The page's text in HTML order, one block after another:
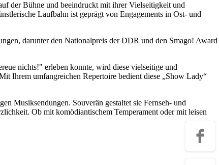
der Bühne und beeindruckt mit ihrer Vielseitigkeit und
Laufbahn ist geprägt von Engagements in Ost- und
darunter den Nationalpreis der DDR und den Smago! Award
nichts!" erleben konnte, wird diese vielseitige und
Ihrem umfangreichen Repertoire bedient diese „Show Lady“
Musiksendungen. Souverän gestaltet sie Fernseh- und
Ob mit komödiantischem Temperament oder mit leisen